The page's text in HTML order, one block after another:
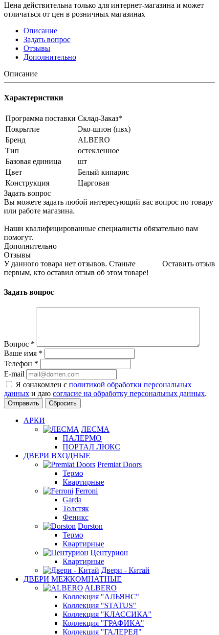
Цена действительна только для интернет-магазина и может
отличаться от цен в розничных магазинах
Описание
Задать вопрос
Отзывы
Дополнительно
Описание
Характеристики
Программа поставки Склад-Заказ*
Покрытие
Эко-шпон (пвх)
Бренд
ALBERO
Тип
остекленное
Базовая единица
шт
Цвет
Белый кипарис
Конструкция
Царговая
Задать вопрос
Вы можете задать любой интересующий вас вопрос по товару
или работе магазина.
Наши квалифицированные специалисты обязательно вам
помогут.
Дополнительно
Отзывы
Оставить отзыв
У данного товара нет отзывов. Станьте
первым, кто оставил отзыв об этом товаре!
Задать вопрос
Вопрос *
Ваше имя *
Телефон *
E-mail
Я ознакомлен с политикой обработки персональных
данных и даю согласие на обработку персональных данных.
Сбросить
АРКИ
ЛЕСМА
ПАЛЕРМО
ПОРТАЛ ЛЮКС
ДВЕРИ ВХОДНЫЕ
Premiat Doors
Термо
Квартирные
Ferroni
Garda
Толстяк
Феникс
Dorston
Термо
Квартирные
Центурион
Квартирные
Двери - Китай
ДВЕРИ МЕЖКОМНАТНЫЕ
ALBERO
Коллекция "АЛЬЯНС"
Коллекция "STATUS"
Коллекция "КЛАССИКА"
Коллекция "ГРАФИКА"
Коллекция "ГАЛЕРЕЯ"